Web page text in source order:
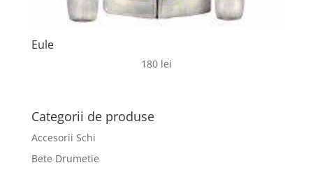
Eule
180 lei
Categorii de produse
Accesorii Schi
Bete Drumetie